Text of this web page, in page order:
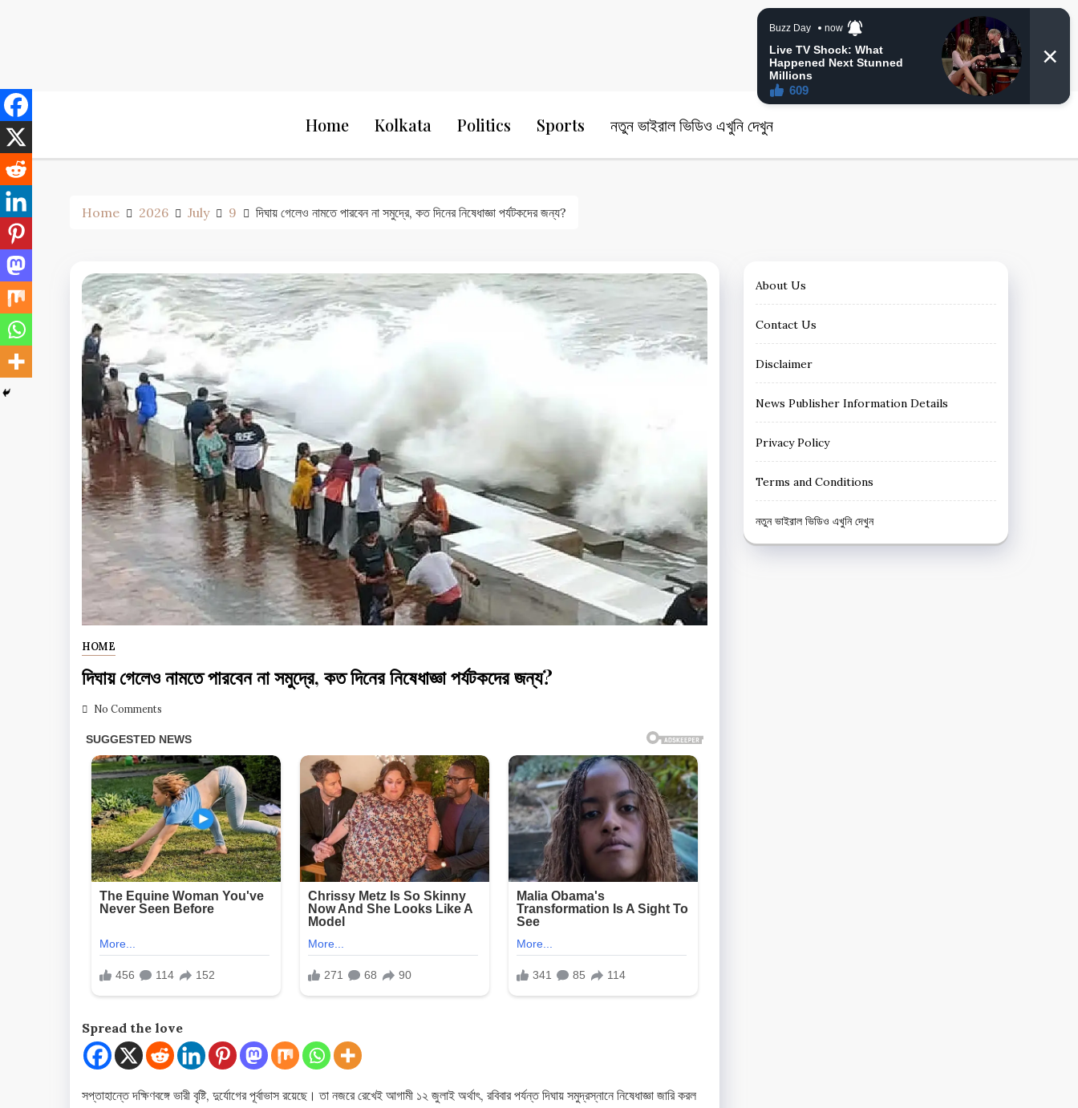
24 Ghanta Bangla News
Home Kolkata Politics Sports নতুন ভাইরাল ভিডিও এখুনি দেখুন
Home 2026 July 9 দিঘায় গেলেও নামতে পারবেন না সমুদ্রে, কত দিনের নিষেধাজ্ঞা পর্যটকদের জন্য?
HOME
দিঘায় গেলেও নামতে পারবেন না সমুদ্রে, কত দিনের নিষেধাজ্ঞা পর্যটকদের জন্য?
No Comments
Spread the love
সপ্তাহান্তে দক্ষিণবঙ্গে ভারী বৃষ্টি, দুর্যোগের পূর্বাভাস রয়েছে। তা নজরে রেখেই আগামী ১২ জুলাই অর্থাৎ, রবিবার পর্যন্ত দিঘায় সমুদ্রস্নানে নিষেধাজ্ঞা জারি করল
About Us
Contact Us
Disclaimer
News Publisher Information Details
Privacy Policy
Terms and Conditions
নতুন ভাইরাল ভিডিও এখুনি দেখুন